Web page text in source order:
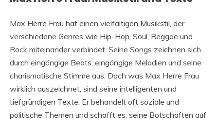
Max Herre Frau hat einen vielfältigen Musikstil, der
verschiedene Genres wie Hip-Hop, Soul, Reggae und
Rock miteinander verbindet. Seine Songs zeichnen sich
durch eingängige Beats, eingängige Melodien und seine
charismatische Stimme aus. Doch was Max Herre Frau
wirklich auszeichnet, sind seine intelligenten und
tiefgründigen Texte. Er behandelt oft soziale und
politische Themen und schafft es, seine Botschaften auf